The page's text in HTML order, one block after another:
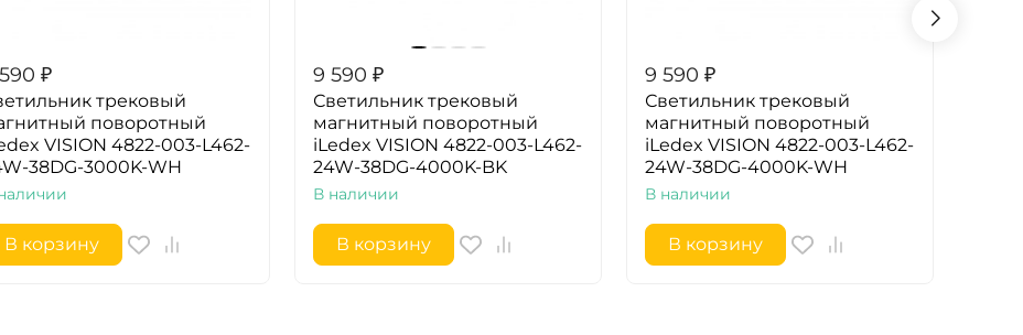
₽
трековый
поворотный
VISION 4822-003-L462-
38DG-3000K-WH
В корзину
9 590 ₽
Светильник трековый
магнитный поворотный
iLedex VISION 4822-003-L462-
24W-38DG-4000K-BK
В наличии
В корзину
9 590 ₽
Светильник трековый
магнитный поворотный
iLedex VISION 4822-003-L462-
24W-38DG-4000K-WH
В наличии
В корзину